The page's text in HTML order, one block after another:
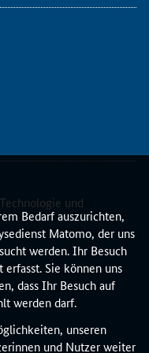
Bedarf auszurichten,
Matomo, der uns
werden. Ihr Besuch
Sie können uns
dass Ihr Besuch auf
werden darf.
unseren
und Nutzer weiter
und